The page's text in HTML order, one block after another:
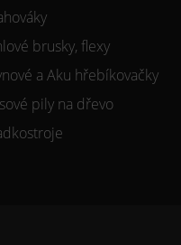
brusky, flexy
a Aku hřebíkovačky
pily na dřevo